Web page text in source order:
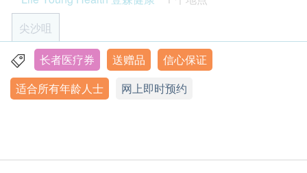
$300 hutchgo.com 旅遊礼券
身体质量指数
血压
肥胖分析
身体组合
以确认身份。
订购一经确认，不设退款。
进行身体检查后，一般情况下，可于14个工作天内
获得验身报告。医护人员会致电客人预约时间听取
报告。
尖沙咀
九龙尖沙咀弥敦道132号美丽华广场A座10楼1008室
星期一至六︰9:00a.m - 19:00p.m
星期日及公众假期︰休息
长者医疗券 送赠品
信心保证
适合所有年龄人士
网上即时预约